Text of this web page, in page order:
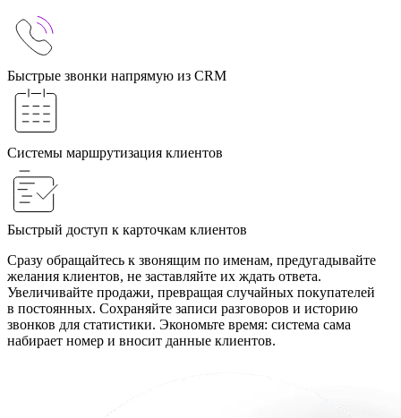
Быстрые звонки напрямую из CRM
Системы маршрутизация клиентов
Быстрый доступ к карточкам клиентов
Сразу обращайтесь к звонящим по именам, предугадывайте
желания клиентов, не заставляйте их ждать ответа.
Увеличивайте продажи, превращая случайных покупателей
в постоянных. Сохраняйте записи разговоров и историю
звонков для статистики. Экономьте время: система сама
набирает номер и вносит данные клиентов.